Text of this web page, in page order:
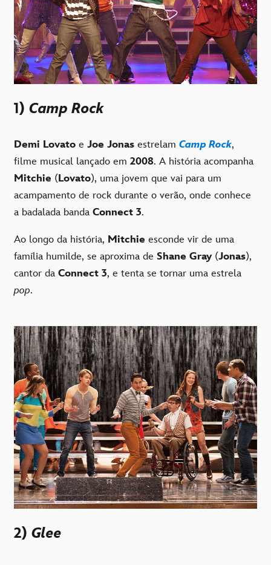
1) Camp Rock
Demi Lovato e Joe Jonas estrelam Camp Rock,
filme musical lançado em 2008. A história acompanha
Mitchie (Lovato), uma jovem que vai para um
acampamento de rock durante o verão, onde conhece
a badalada banda Connect 3.
Ao longo da história, Mitchie esconde vir de uma
família humilde, se aproxima de Shane Gray (Jonas),
cantor da Connect 3, e tenta se tornar uma estrela
pop.
2) Glee